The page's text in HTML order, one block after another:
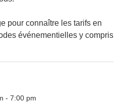
pour connaître les tarifs en
événementielles y compris
- 7:00 pm